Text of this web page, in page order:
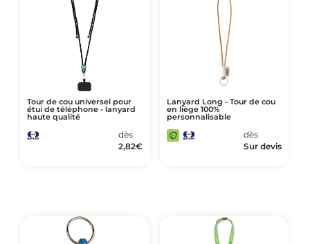
Tour de cou universel pour
étui de téléphone - lanyard
haute qualité
dès
2,82€
Lanyard Long - Tour de cou
en liège 100%
personnalisable
dès
Sur devis